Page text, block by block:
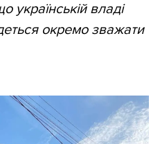
українській владі
окремо зважати